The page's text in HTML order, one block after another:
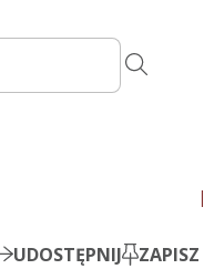
UDOSTĘPNIJ ZAPISZ